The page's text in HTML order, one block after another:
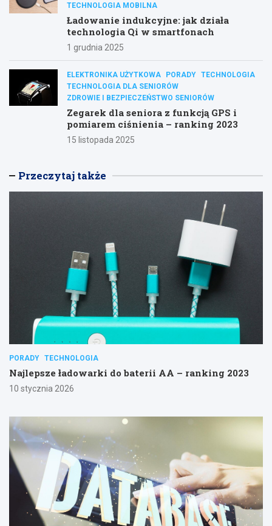
TECHNOLOGIA MOBILNA
Ładowanie indukcyjne: jak działa
technologia Qi w smartfonach
1 grudnia 2025
ELEKTRONIKA UŻYTKOWA PORADY TECHNOLOGIA
TECHNOLOGIA DLA SENIORÓW
ZDROWIE I BEZPIECZEŃSTWO SENIORÓW
Zegarek dla seniora z funkcją GPS i
pomiarem ciśnienia – ranking 2023
15 listopada 2025
Przeczytaj także
PORADY TECHNOLOGIA
Najlepsze ładowarki do baterii AA – ranking 2023
10 stycznia 2026